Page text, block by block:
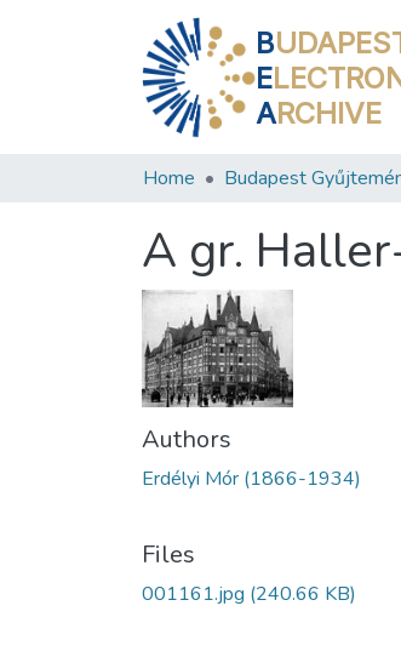
B
E
ARCHIVE
Home Budapest
A gr.
Authors
Erdélyi Mór (1866-1934)
Files
001161.jpg (240.66 KB)